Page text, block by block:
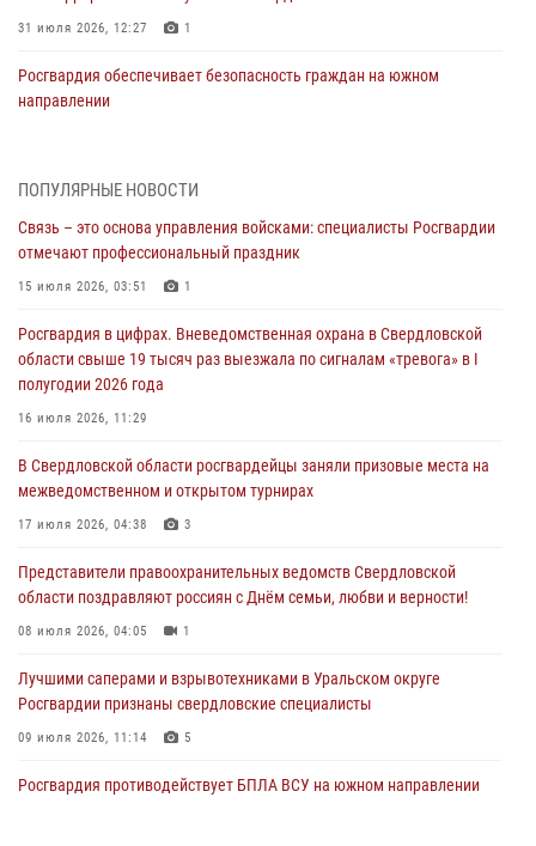
31 июля 2026, 12:27 1
Росгвардия обеспечивает безопасность граждан на южном
направлении
Представитель Управления Росгвардии по Свердловской области
«Телекон»
30 июля 2026, 11:33
спартакиады «Динамо» памяти погибшего офицера милиции
Православные священники поддержали росгвардейцев в зоне СВО
Свердловские росгвардейцы завоевали медали на окружном
чемпионате по комплексному единоборству
ПОПУЛЯРНЫЕ НОВОСТИ
Связь – это основа управления войсками: специалисты Росгвардии
отмечают профессиональный праздник
15 июля 2026, 03:51 1
Росгвардия в цифрах. Вневедомственная охрана в Свердловской
области свыше 19 тысяч раз выезжала по сигналам «тревога» в I
полугодии 2026 года
16 июля 2026, 11:29
В Свердловской области росгвардейцы заняли призовые места на
межведомственном и открытом турнирах
17 июля 2026, 04:38 3
Представители правоохранительных ведомств Свердловской
области поздравляют россиян с Днём семьи, любви и верности!
08 июля 2026, 04:05 1
Лучшими саперами и взрывотехниками в Уральском округе
Росгвардии признаны свердловские специалисты
09 июля 2026, 11:14 5
Росгвардия противодействует БПЛА ВСУ на южном направлении